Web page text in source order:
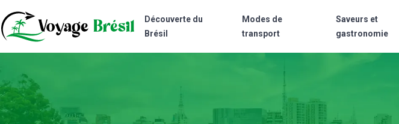
Découverte du
Brésil
Modes de
transport
Saveurs et
gastronomie